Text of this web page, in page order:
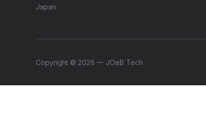
Japan
Copyright © 2026 — JOeB Tech